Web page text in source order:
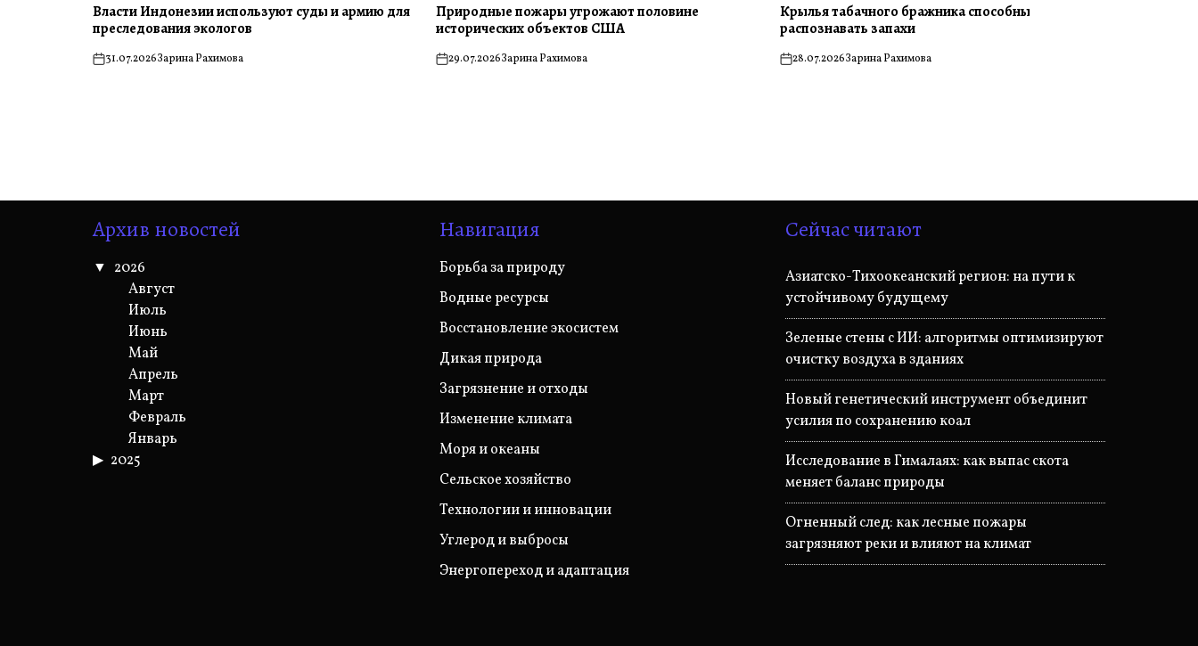
Власти Индонезии используют суды и армию для
преследования экологов
on31.07.2026Зарина Рахимова
Природные пожары угрожают половине
исторических объектов США
on29.07.2026Зарина Рахимова
Крылья табачного бражника способны
распознавать запахи
on28.07.2026Зарина Рахимова
Архив новостей
2026
Август
Июль
Июнь
Май
Апрель
Март
Февраль
Январь
2025
Навигация
Борьба за природу
Водные ресурсы
Восстановление экосистем
Дикая природа
Загрязнение и отходы
Изменение климата
Моря и океаны
Сельское хозяйство
Технологии и инновации
Углерод и выбросы
Энергопереход и адаптация
Сейчас читают
Азиатско-Тихоокеанский регион: на пути к
устойчивому будущему
Зеленые стены с ИИ: алгоритмы оптимизируют
очистку воздуха в зданиях
Новый генетический инструмент объединит
усилия по сохранению коал
Исследование в Гималаях: как выпас скота
меняет баланс природы
Огненный след: как лесные пожары
загрязняют реки и влияют на климат